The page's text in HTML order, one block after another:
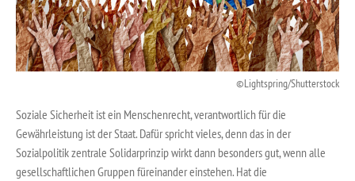
Lightspring/Shutterstock
Soziale Sicherheit ist ein Menschenrecht, verantwortlich für die
Gewährleistung ist der Staat. Dafür spricht vieles, denn das in der
Sozialpolitik zentrale Solidarprinzip wirkt dann besonders gut, wenn alle
gesellschaftlichen Gruppen füreinander einstehen. Hat die